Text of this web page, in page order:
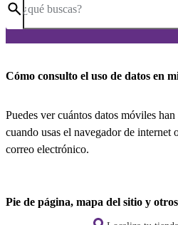
¿qué buscas?
Cómo consulto el uso de datos en
Puedes ver cuántos datos móviles
cuando usas el navegador de internet
correo electrónico.
Pie de página, mapa del sitio y